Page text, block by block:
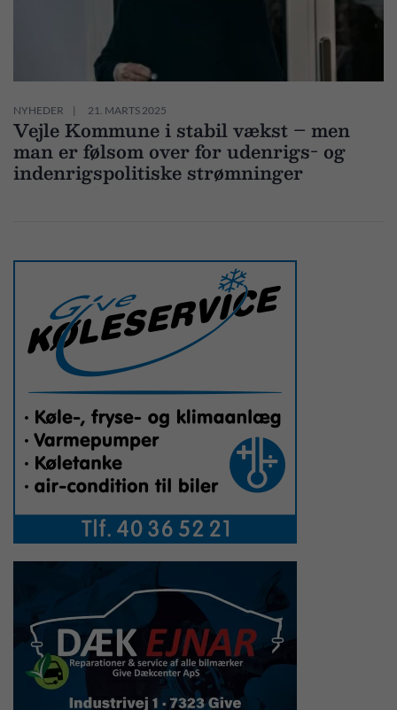
NYHEDER 21. MARTS 2025
Vejle Kommune i stabil vækst – men
man er følsom over for udenrigs- og
indenrigspolitiske strømninger